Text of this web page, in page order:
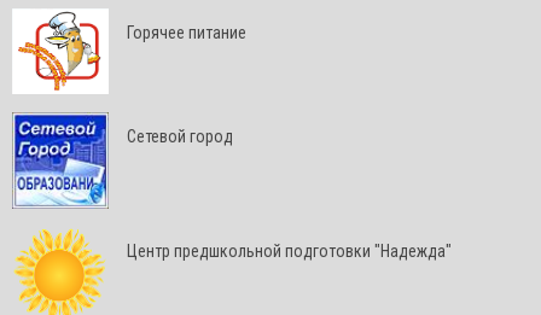
Горячее питание
Сетевой город
Центр предшкольной подготовки "Надежда"